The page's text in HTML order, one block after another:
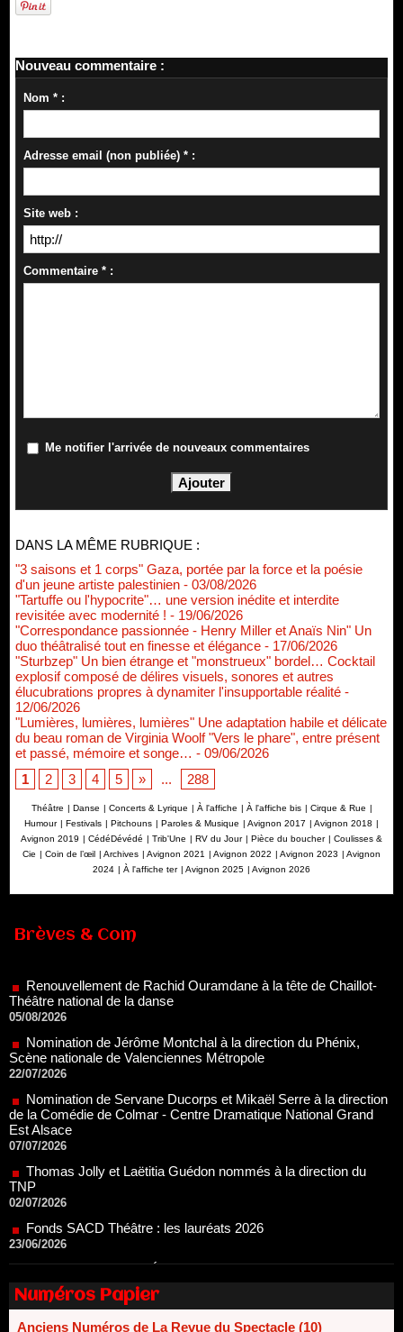
Nouveau commentaire :
Nom * :
Adresse email (non publiée) * :
Site web :
Commentaire * :
Me notifier l'arrivée de nouveaux commentaires
DANS LA MÊME RUBRIQUE :
"3 saisons et 1 corps" Gaza, portée par la force et la poésie
d'un jeune artiste palestinien - 03/08/2026
"Tartuffe ou l'hypocrite"… une version inédite et interdite
revisitée avec modernité ! - 19/06/2026
"Correspondance passionnée - Henry Miller et Anaïs Nin" Un
duo théâtralisé tout en finesse et élégance - 17/06/2026
"Sturbzep" Un bien étrange et "monstrueux" bordel… Cocktail
explosif composé de délires visuels, sonores et autres
élucubrations propres à dynamiter l'insupportable réalité -
12/06/2026
"Lumières, lumières, lumières" Une adaptation habile et délicate
du beau roman de Virginia Woolf "Vers le phare", entre présent
et passé, mémoire et songe… - 09/06/2026
1
2 3 4 5 » ... 288
Théâtre | Danse | Concerts & Lyrique | À l'affiche | À l'affiche bis | Cirque & Rue |
Humour | Festivals | Pitchouns | Paroles & Musique | Avignon 2017 | Avignon 2018 |
Avignon 2019 | CédéDévédé | Trib'Une | RV du Jour | Pièce du boucher | Coulisses &
Cie | Coin de l’œil | Archives | Avignon 2021 | Avignon 2022 | Avignon 2023 | Avignon
2024 | À l'affiche ter | Avignon 2025 | Avignon 2026
Brèves & Com
Renouvellement de Rachid Ouramdane à la tête de Chaillot-
Théâtre national de la danse
Nomination de Jérôme Montchal à la direction du Phénix,
Scène nationale de Valenciennes Métropole
22/07/2026
Nomination de Servane Ducorps et Mikaël Serre à la direction
de la Comédie de Colmar - Centre Dramatique National Grand
Est Alsace
Thomas Jolly et Laëtitia Guédon nommés à la direction du
TNP
02/07/2026
Fonds SACD Théâtre : les lauréats 2026
23/06/2026
Dispositif ARTCENA Écrire pour le cirque, les lauréats 2026 !
20/06/2026
Le palmarès des prix SACD 2026
18/06/2026
Les 10 lauréats du Fonds Grandes Formes Théâtre 2026
SACD
13/06/2026
Numéros Papier
Anciens Numéros de La Revue du Spectacle (10)